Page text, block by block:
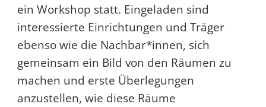
ein Workshop statt. Eingeladen sind
interessierte Einrichtungen und Träger
ebenso wie die Nachbar*innen, sich
gemeinsam ein Bild von den Räumen zu
machen und erste Überlegungen
anzustellen, wie diese Räume